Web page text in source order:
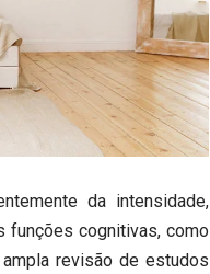
da intensidade,
funções cognitivas, como
revisão de estudos